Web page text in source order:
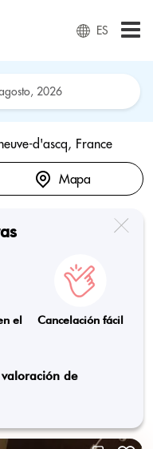
ES
d'ascq, France
Mapa
el
Cancelación fácil
de